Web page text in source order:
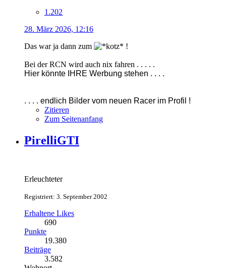
1.202
28. März 2026, 12:16
Das war ja dann zum
!
Bei der RCN wird auch nix fahren . . . . .
Hier könnte IHRE Werbung stehen . . . .
. . . . endlich Bilder vom neuen Racer im Profil !
Zitieren
Zum Seitenanfang
PirelliGTI
Erleuchteter
Registriert: 3. September 2002
Erhaltene Likes
690
Punkte
19.380
Beiträge
3.582